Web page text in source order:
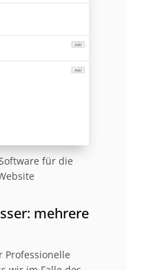
für die
mehrere
Professionelle